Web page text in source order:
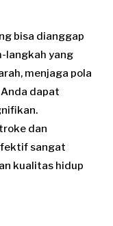
bisa dianggap
langkah yang
menjaga pola
dapat
dan
sangat
kualitas hidup